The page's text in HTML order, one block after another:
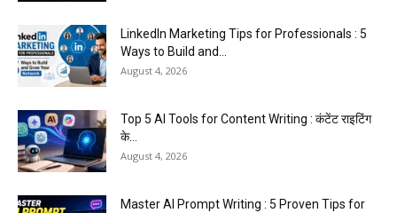
LinkedIn Marketing Tips for Professionals : 5
Ways to Build and...
August 4, 2026
Top 5 AI Tools for Content Writing : कंटेंट राइटिंग
के...
August 4, 2026
Master AI Prompt Writing : 5 Proven Tips for